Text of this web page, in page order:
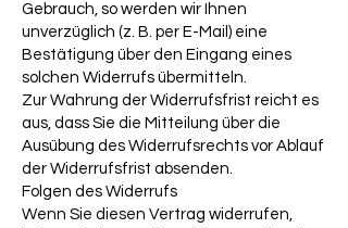
Gebrauch, so werden wir Ihnen
unverzüglich (z. B. per E-Mail) eine
Bestätigung über den Eingang eines
solchen Widerrufs übermitteln.
Zur Wahrung der Widerrufsfrist reicht es
aus, dass Sie die Mitteilung über die
Ausübung des Widerrufsrechts vor Ablauf
der Widerrufsfrist absenden.
Folgen des Widerrufs
Wenn Sie diesen Vertrag widerrufen,